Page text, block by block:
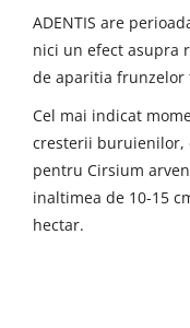
ADENTIS are
nici un efect asupra
de aparitia frunzelor
Cel mai indicat
cresterii buruienilor,
pentru Cirsium
inaltimea de 10-15
hectar.